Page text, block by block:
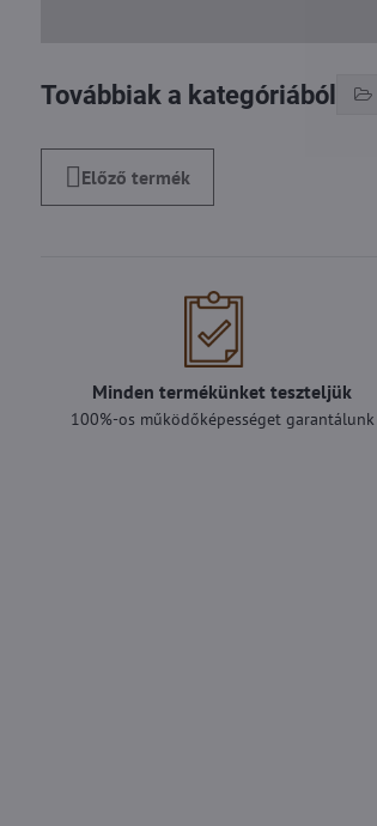
Továbbiak a kategóriából
Előző termék
Minden termékünket teszteljük
100%-os működőképességet garantálunk